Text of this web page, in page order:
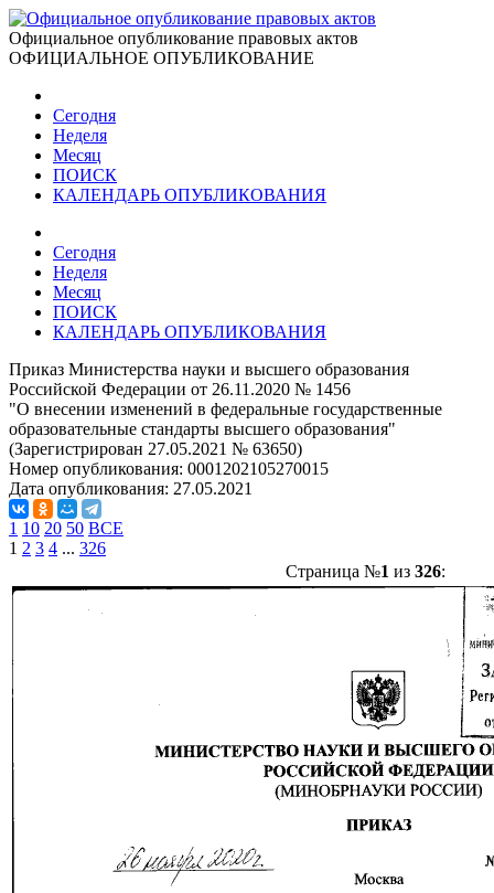
Официальное опубликование правовых актов
ОФИЦИАЛЬНОЕ ОПУБЛИКОВАНИЕ
Сегодня
Неделя
Месяц
ПОИСК
КАЛЕНДАРЬ ОПУБЛИКОВАНИЯ
Сегодня
Неделя
Месяц
ПОИСК
КАЛЕНДАРЬ ОПУБЛИКОВАНИЯ
Приказ Министерства науки и высшего образования
Российской Федерации от 26.11.2020 № 1456
"О внесении изменений в федеральные государственные
образовательные стандарты высшего образования"
(Зарегистрирован 27.05.2021 № 63650)
Номер опубликования: 0001202105270015
Дата опубликования: 27.05.2021
1 10 20 50 ВСЕ
1 2 3 4 ... 326
Страница №1 из 326: